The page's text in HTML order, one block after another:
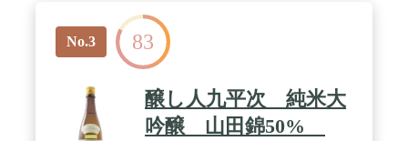
No.3 83
醸し人九平次 純米大
吟醸 山田錦50%